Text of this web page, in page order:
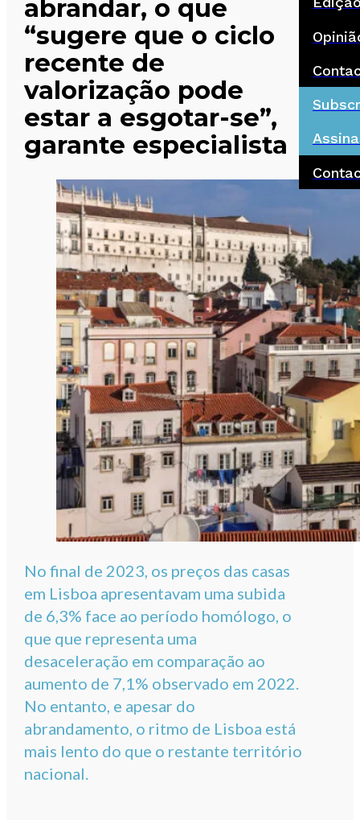
abrandar, o que
“sugere que o ciclo
recente de
valorização pode
estar a esgotar-se”,
garante especialista
No final de 2023, os preços das casas
em Lisboa apresentavam uma subida
de 6,3% face ao período homólogo, o
que que representa uma
desaceleração em comparação ao
aumento de 7,1% observado em 2022.
No entanto, e apesar do
abrandamento, o ritmo de Lisboa está
mais lento do que o restante território
nacional.